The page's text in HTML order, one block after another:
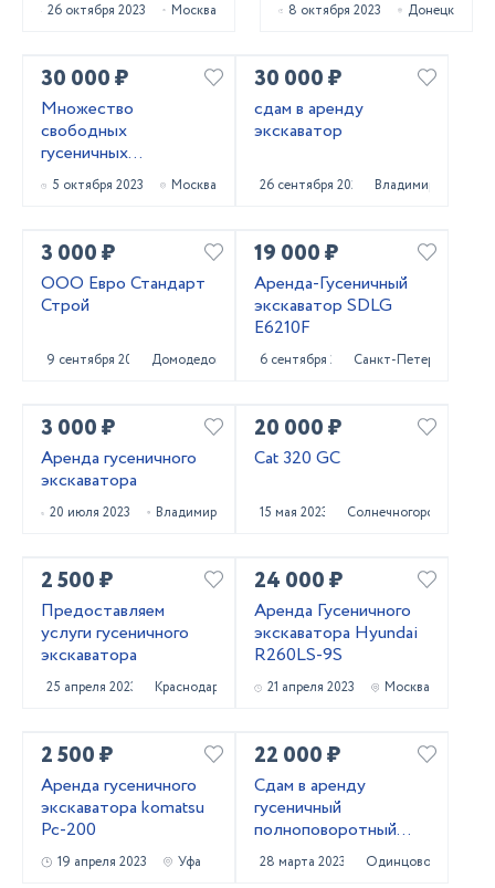
26 октября 2023 Москва 8 октября 2023 Донецк
30 000 ₽
Множество
свободных
гусеничных
экскаваторов
5 октября 2023 Москва
30 000 ₽
сдам в аренду
экскаватор
26 сентября 2023 Владимир
3 000 ₽
ООО Евро Стандарт
Строй
9 сентября 2023 Домодедово
19 000 ₽
Аренда-Гусеничный
экскаватор SDLG
E6210F
6 сентября 2023Санкт-Петербург
3 000 ₽
Аренда гусеничного
экскаватора
20 июля 2023 Владимир
20 000 ₽
Cat 320 GC
15 мая 2023 Солнечногорск
2 500 ₽
Предоставляем
услуги гусеничного
экскаватора
25 апреля 2023 Краснодар
24 000 ₽
Аренда Гусеничного
экскаватора Hyundai
R260LS-9S
21 апреля 2023 Москва
2 500 ₽
Аренда гусеничного
экскаватора komatsu
Pc-200
19 апреля 2023 Уфа
22 000 ₽
Сдам в аренду
гусеничный
полноповоротный
экскаватор Hitachi
ZX180 LCN 5G
28 марта 2023 Одинцово